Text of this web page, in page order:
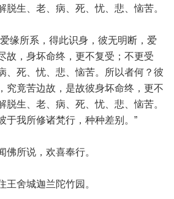
脱生、老、病、死、忧、悲、恼苦。
缘所系，得此识身，彼无明断，爱
故，身坏命终，更不复受；不更受
、死、忧、悲、恼苦。所以者何？彼
究竟苦边故，是故彼身坏命终，更不
脱生、老、病、死、忧、悲、恼苦。
于我所修诸梵行，种种差别。”
佛所说，欢喜奉行。
王舍城迦兰陀竹园。